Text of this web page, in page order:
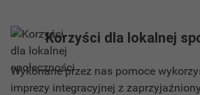
Korzyści dla lokalnej
Wykonane przez nas pomoce
imprezy integracyjnej z